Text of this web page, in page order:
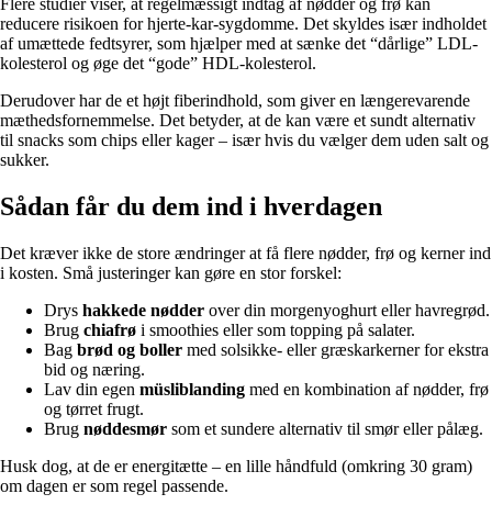
Flere studier viser, at regelmæssigt indtag af nødder og frø kan
reducere risikoen for hjerte-kar-sygdomme. Det skyldes især indholdet
af umættede fedtsyrer, som hjælper med at sænke det “dårlige” LDL-
kolesterol og øge det “gode” HDL-kolesterol.
Derudover har de et højt fiberindhold, som giver en længerevarende
mæthedsfornemmelse. Det betyder, at de kan være et sundt alternativ
til snacks som chips eller kager – især hvis du vælger dem uden salt og
sukker.
Sådan får du dem ind i hverdagen
Det kræver ikke de store ændringer at få flere nødder, frø og kerner ind
i kosten. Små justeringer kan gøre en stor forskel:
Drys hakkede nødder over din morgenyoghurt eller havregrød.
Brug chiafrø i smoothies eller som topping på salater.
Bag brød og boller med solsikke- eller græskarkerner for ekstra
bid og næring.
Lav din egen müsliblanding med en kombination af nødder, frø
og tørret frugt.
Brug nøddesmør som et sundere alternativ til smør eller pålæg.
Husk dog, at de er energitætte – en lille håndfuld (omkring 30 gram)
om dagen er som regel passende.